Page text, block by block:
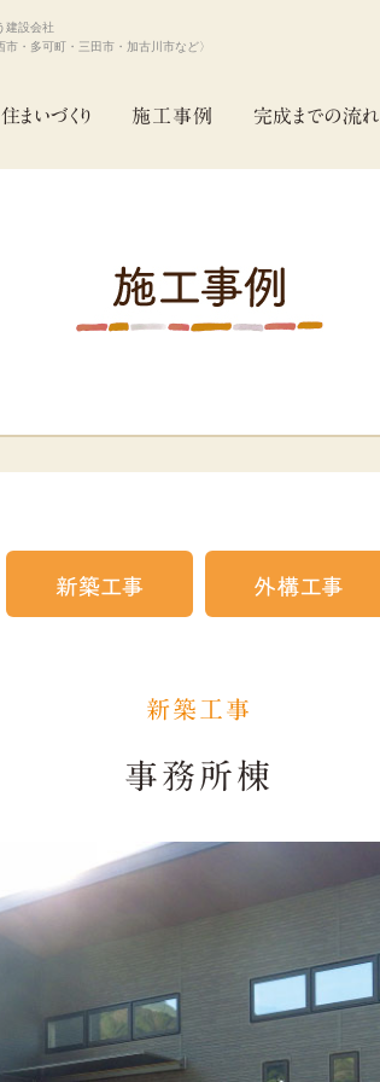
建設会社
・多可町・三田市・加古川市など〉
まいづくり 施工事例 完成までの流れ
新築工事
事務所棟